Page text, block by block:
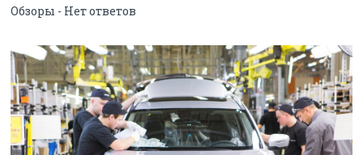
Обзоры - Нет ответов